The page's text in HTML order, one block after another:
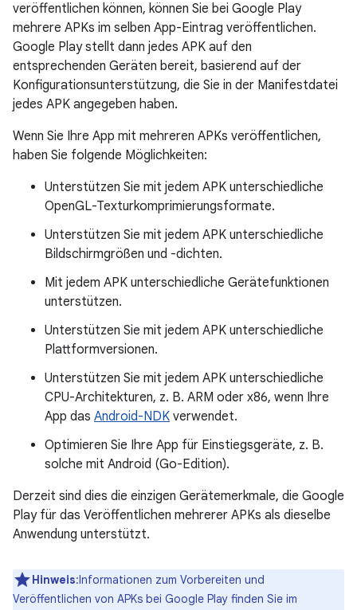
veröffentlichen können, können Sie bei Google Play
mehrere APKs im selben App-Eintrag veröffentlichen.
Google Play stellt dann jedes APK auf den
entsprechenden Geräten bereit, basierend auf der
Konfigurationsunterstützung, die Sie in der Manifestdatei
jedes APK angegeben haben.
Wenn Sie Ihre App mit mehreren APKs veröffentlichen,
haben Sie folgende Möglichkeiten:
Unterstützen Sie mit jedem APK unterschiedliche
OpenGL-Texturkomprimierungsformate.
Unterstützen Sie mit jedem APK unterschiedliche
Bildschirmgrößen und -dichten.
Mit jedem APK unterschiedliche Gerätefunktionen
unterstützen.
Unterstützen Sie mit jedem APK unterschiedliche
Plattformversionen.
Unterstützen Sie mit jedem APK unterschiedliche
CPU-Architekturen, z. B. ARM oder x86, wenn Ihre
App das Android-NDK verwendet.
Optimieren Sie Ihre App für Einstiegsgeräte, z. B.
solche mit Android (Go-Edition).
Derzeit sind dies die einzigen Gerätemerkmale, die Google
Play für das Veröffentlichen mehrerer APKs als dieselbe
Anwendung unterstützt.
Hinweis:Informationen zum Vorbereiten und
Veröffentlichen von APKs bei Google Play finden Sie im